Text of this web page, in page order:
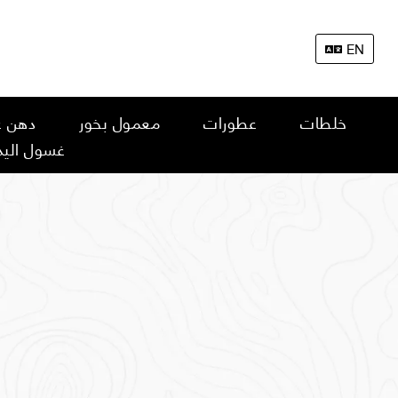
EN
خلطات عطورات معمول بخور
دهن
غسول